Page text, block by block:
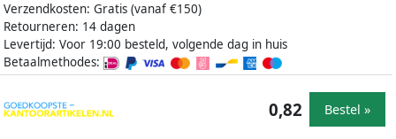
Verzendkosten: Gratis (vanaf €150)
Retourneren: 14 dagen
Levertijd: Voor 19:00 besteld, volgende dag in huis
Betaalmethodes:
0,82 Bestel »